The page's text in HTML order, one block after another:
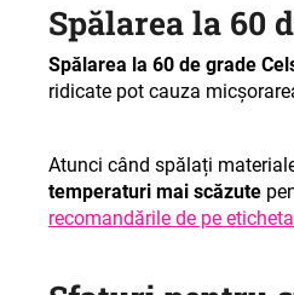
Spălarea la 60
Spălarea la 60 de grade
ridicate pot cauza
Atunci când spălați
temperaturi mai scăzute
recomandările de pe eticheta